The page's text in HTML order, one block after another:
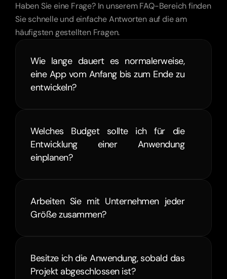
Haben Sie eine Frage? In unserem FAQ-Bereich finden
Sie schnelle und einfache Antworten auf die am
häufigsten gestellten Fragen.
Wie lange dauert es normalerweise,
eine App vom Anfang bis zum Ende zu
entwickeln?
Welches Budget sollte ich für die
Entwicklung einer Anwendung
einplanen?
Arbeiten Sie mit Unternehmen jeder
Größe zusammen?
Besitze ich die Anwendung, sobald das
Projekt abgeschlossen ist?